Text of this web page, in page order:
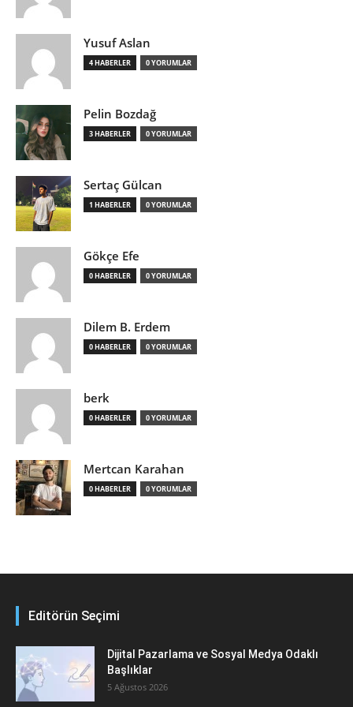
Yusuf Aslan
4 HABERLER 0 YORUMLAR
Pelin Bozdağ
3 HABERLER 0 YORUMLAR
Sertaç Gülcan
1 HABERLER 0 YORUMLAR
Gökçe Efe
0 HABERLER 0 YORUMLAR
Dilem B. Erdem
0 HABERLER 0 YORUMLAR
berk
0 HABERLER 0 YORUMLAR
Mertcan Karahan
0 HABERLER 0 YORUMLAR
Editörün Seçimi
Dijital Pazarlama ve Sosyal Medya Odaklı
Başlıklar
5 Ağustos 2026